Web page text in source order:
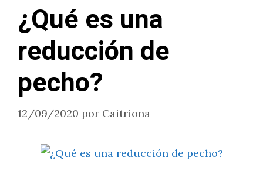
¿Qué es una
reducción de
pecho?
12/09/2020 por Caitriona